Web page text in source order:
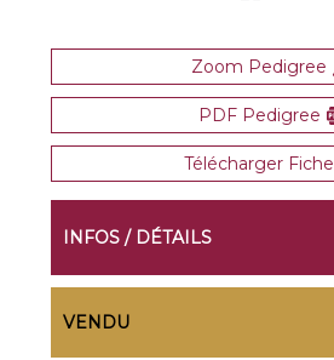
Zoom Pedigree
PDF Pedigree
Télécharger Fiche
INFOS / DÉTAILS
VENDU